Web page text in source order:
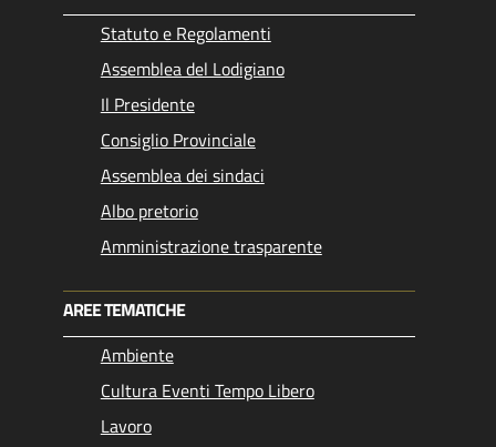
Statuto e Regolamenti
Assemblea del Lodigiano
Il Presidente
Consiglio Provinciale
Assemblea dei sindaci
Albo pretorio
Amministrazione trasparente
AREE TEMATICHE
Ambiente
Cultura Eventi Tempo Libero
Lavoro